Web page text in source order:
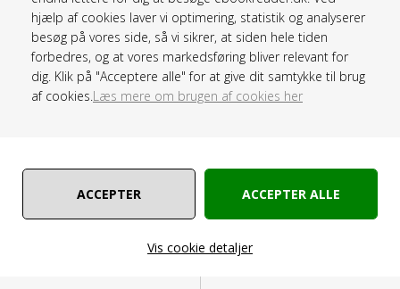
hjælp af cookies laver vi optimering, statistik og analyserer
besøg på vores side, så vi sikrer, at siden hele tiden
forbedres, og at vores markedsføring bliver relevant for
dig. Klik på "Acceptere alle" for at give dit samtykke til brug
af cookies. Læs mere om brugen af cookies her
Vis cookie detaljer
Pris ved Stk
89,00 DKK